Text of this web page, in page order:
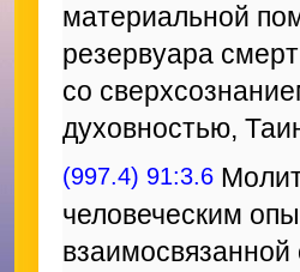
материальной
резервуара
со
духовностью,
(997.4) 91:3.6
человеческим